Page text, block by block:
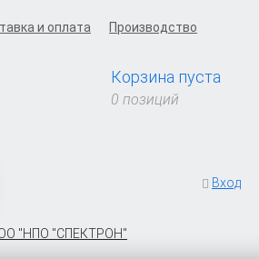
и оплата Производство
Корзина пуста
0 позиций
Вход
"НПО "СПЕКТРОН"